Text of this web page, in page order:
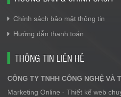
Chính sách bảo mật thông tin
Hướng dẫn thanh toán
THÔNG TIN LIÊN HỆ
CÔNG TY TNHH CÔNG NGHỆ VÀ
Marketing Online - Thiết kế web